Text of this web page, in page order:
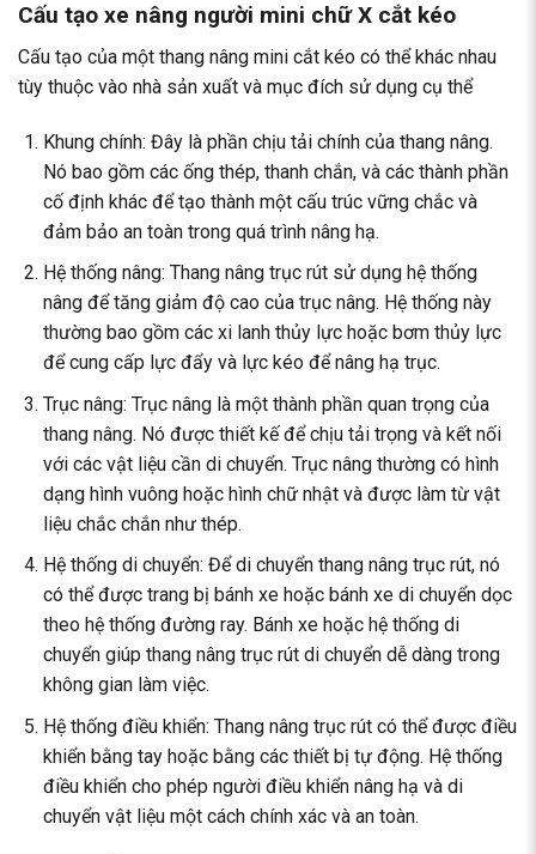
Cấu tạo xe nâng người mini chữ X cắt kéo
Cấu tạo của một thang nâng mini cắt kéo có thể khác nhau
tùy thuộc vào nhà sản xuất và mục đích sử dụng cụ thể
Khung chính: Đây là phần chịu tải chính của thang nâng.
Nó bao gồm các ống thép, thanh chắn, và các thành phần
cố định khác để tạo thành một cấu trúc vững chắc và
đảm bảo an toàn trong quá trình nâng hạ.
Hệ thống nâng: Thang nâng trục rút sử dụng hệ thống
nâng để tăng giảm độ cao của trục nâng. Hệ thống này
thường bao gồm các xi lanh thủy lực hoặc bơm thủy lực
để cung cấp lực đẩy và lực kéo để nâng hạ trục.
Trục nâng: Trục nâng là một thành phần quan trọng của
thang nâng. Nó được thiết kế để chịu tải trọng và kết nối
với các vật liệu cần di chuyển. Trục nâng thường có hình
dạng hình vuông hoặc hình chữ nhật và được làm từ vật
liệu chắc chắn như thép.
Hệ thống di chuyển: Để di chuyển thang nâng trục rút, nó
có thể được trang bị bánh xe hoặc bánh xe di chuyển dọc
theo hệ thống đường ray. Bánh xe hoặc hệ thống di
chuyển giúp thang nâng trục rút di chuyển dễ dàng trong
không gian làm việc.
Hệ thống điều khiển: Thang nâng trục rút có thể được điều
khiển bằng tay hoặc bằng các thiết bị tự động. Hệ thống
điều khiển cho phép người điều khiển nâng hạ và di
chuyển vật liệu một cách chính xác và an toàn.